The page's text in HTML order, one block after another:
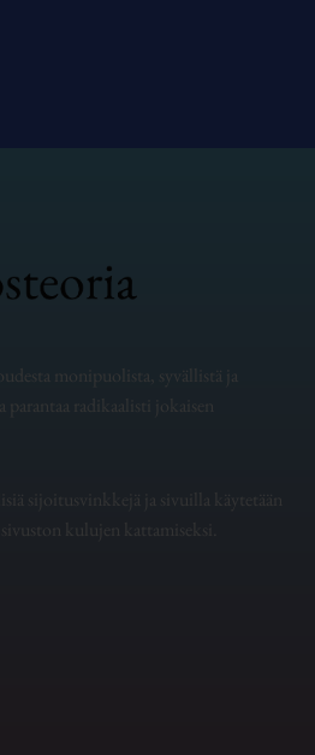
monipuolista, syvällistä ja
radikaalisti jokaisen
sijoitusvinkkejä ja sivuilla käytetään
kulujen kattamiseksi.